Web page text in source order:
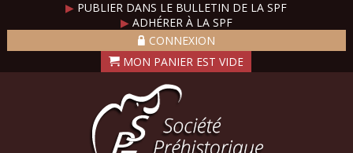
▶ PUBLIER DANS LE BULLETIN DE LA SPF
▶ADHÉRER À LA SPF
CONNEXION